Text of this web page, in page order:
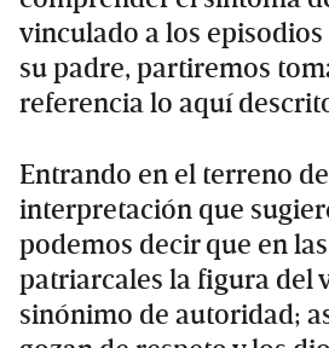
vinculado a los
su padre, partiremos
referencia lo aquí
Entrando en el terreno
interpretación que
podemos decir que en
patriarcales la figura del
sinónimo de autoridad;